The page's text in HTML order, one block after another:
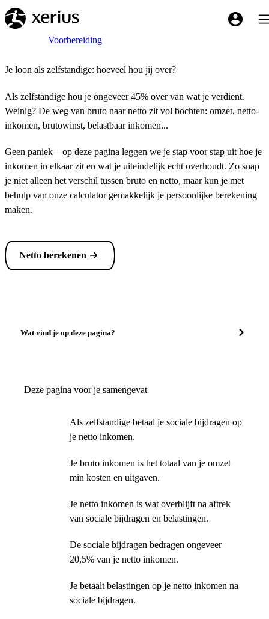
Overslaan naar de hoofdinhoud
My
Breadcrumb
HomeVoorbereiding
Je loon als zelfstandige: hoeveel hou jij over?
Als zelfstandige hou je ongeveer 45% over van wat je verdient.
Weinig? De weg van bruto naar netto zit vol bochten: omzet, netto-
inkomen, brutowinst, belastbaar inkomen...
Geen paniek – op deze pagina leggen we je stap voor stap uit hoe je
inkomen in elkaar zit en wat je uiteindelijk echt overhoudt. Zo snap
je niet alleen het verschil tussen bruto en netto, maar kun je met
behulp van onze calculator gemakkelijk je persoonlijke berekening
maken.
Netto berekenen
Wat vind je op deze pagina?
Deze pagina voor je samengevat
Als zelfstandige betaal je sociale bijdragen op
je netto inkomen.
Je bruto inkomen is het totaal van je omzet
min kosten en uitgaven.
Je netto inkomen is wat overblijft na aftrek
van sociale bijdragen en belastingen.
De sociale bijdragen bedragen ongeveer
20,5% van je netto inkomen.
Je betaalt belastingen op je netto inkomen na
sociale bijdragen.